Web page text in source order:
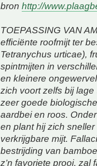
bron http://
TOEPASSING VAN
efficiënte roofmijt ter
Tetranychus urticae),
spintmijten in
en kleinere
zich voort zelfs bij
zeer goede
aardbei en roos.
en plant hij zich
verkrijgbare mijt.
bestrijding van
z’n favoriete prooi,